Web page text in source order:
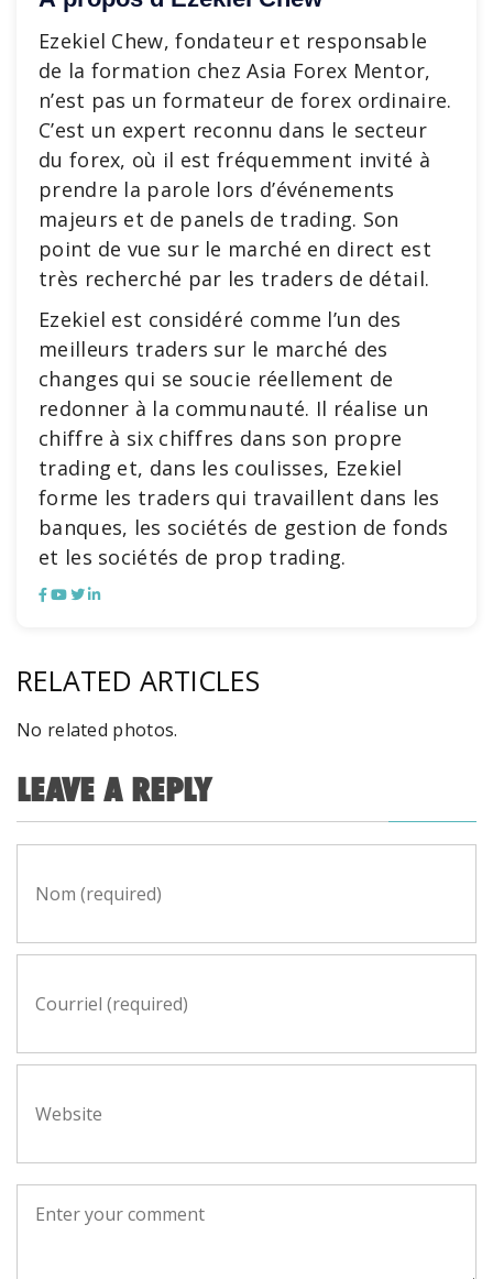
Ezekiel Chew, fondateur et responsable
de la formation chez Asia Forex Mentor,
n’est pas un formateur de forex ordinaire.
C’est un expert reconnu dans le secteur
du forex, où il est fréquemment invité à
prendre la parole lors d’événements
majeurs et de panels de trading. Son
point de vue sur le marché en direct est
très recherché par les traders de détail.
Ezekiel est considéré comme l’un des
meilleurs traders sur le marché des
changes qui se soucie réellement de
redonner à la communauté. Il réalise un
chiffre à six chiffres dans son propre
trading et, dans les coulisses, Ezekiel
forme les traders qui travaillent dans les
banques, les sociétés de gestion de fonds
et les sociétés de prop trading.
RELATED ARTICLES
No related photos.
LEAVE A REPLY